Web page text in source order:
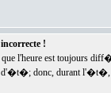
!
l'heure est toujours
d'�t�; donc, durant